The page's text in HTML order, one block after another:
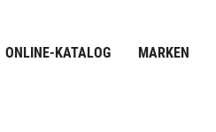
ONLINE-KATALOG MARKEN